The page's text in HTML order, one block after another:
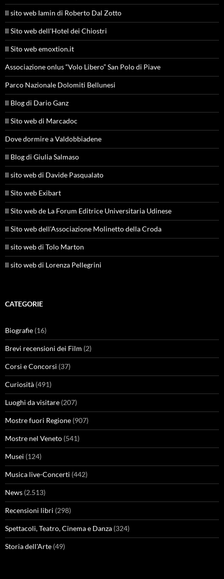
Il sito web Iamin di Roberto Dal Zotto
Il Sito web dell'Hotel dei Chiostri
Il Sito web emoxtion.it
Associazione onlus “Volo Libero” San Polo di Piave
Parco Nazionale Dolomiti Bellunesi
Il Blog di Dario Ganz
Il Sito web di Marcadoc
Dove dormire a Valdobbiadene
Il Blog di Giulia Salmaso
Il sito web di Davide Pasqualato
Il Sito web Exibart
Il Sito web de La Forum Editrice Universitaria Udinese
Il Sito web dell'Associazione Molinetto della Croda
Il sito web di Tolo Marton
Il sito web di Lorenza Pellegrini
CATEGORIE
Biografie (16)
Brevi recensioni dei Film (2)
Corsi e Concorsi (37)
Curiosità (491)
Luoghi da visitare (207)
Mostre fuori Regione (907)
Mostre nel Veneto (541)
Musei (124)
Musica live-Concerti (442)
News (2.513)
Recensioni libri (298)
Spettacoli, Teatro, Cinema e Danza (324)
Storia dell'Arte (49)